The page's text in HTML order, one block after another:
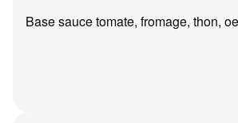
Base sauce tomate, fromage, thon,